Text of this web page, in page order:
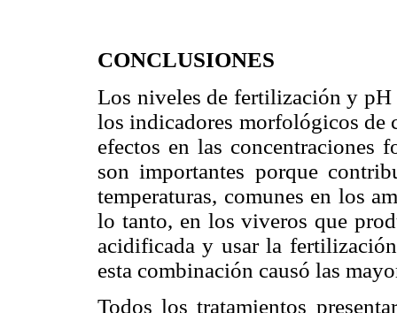
CONCLUSIONES
Los niveles de fertilización y pH
los indicadores morfológicos de
efectos en las concentraciones
son importantes porque
temperaturas, comunes en los
lo tanto, en los viveros que
acidificada y usar la
esta combinación causó las
Todos los tratamientos